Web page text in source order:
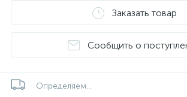
Заказать товар
Сообщить о
Определяем...